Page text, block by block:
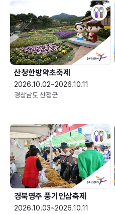
산청한방약초축제
2026.10.02~2026.10.11
경상남도 산청군
경북영주 풍기인삼축제
2026.10.03~2026.10.11